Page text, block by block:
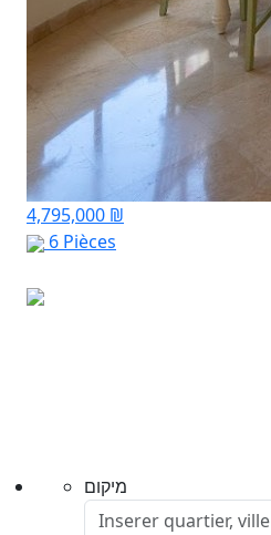
4,795,000 ₪
6 Pièces
מיקום